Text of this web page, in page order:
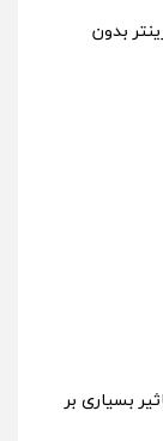
بدون
بسیاری بر